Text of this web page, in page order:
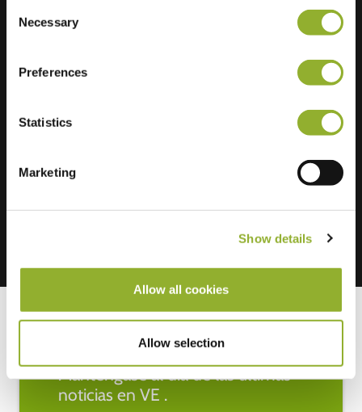
Selection
Necessary
Preferences
Statistics
Marketing
Show details
Allow all cookies
Allow selection
Manténgase al día de las últimas
noticias en VE .